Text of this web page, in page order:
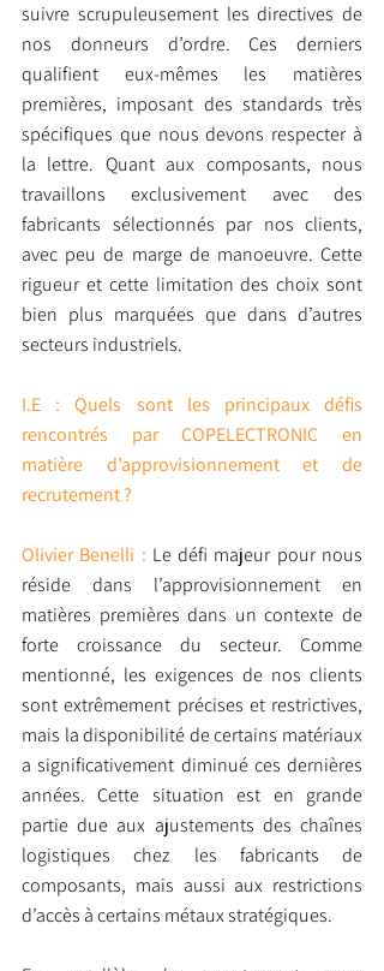
suivre scrupuleusement les directives de
nos donneurs d’ordre. Ces derniers
qualifient eux-mêmes les matières
premières, imposant des standards très
spécifiques que nous devons respecter à
la lettre. Quant aux composants, nous
travaillons exclusivement avec des
fabricants sélectionnés par nos clients,
avec peu de marge de manoeuvre. Cette
rigueur et cette limitation des choix sont
bien plus marquées que dans d’autres
secteurs industriels.
I.E : Quels sont les principaux défis
rencontrés par COPELECTRONIC en
matière d’approvisionnement et de
recrutement ?
Olivier Benelli : Le défi majeur pour nous
réside dans l’approvisionnement en
matières premières dans un contexte de
forte croissance du secteur. Comme
mentionné, les exigences de nos clients
sont extrêmement précises et restrictives,
mais la disponibilité de certains matériaux
a significativement diminué ces dernières
années. Cette situation est en grande
partie due aux ajustements des chaînes
logistiques chez les fabricants de
composants, mais aussi aux restrictions
d’accès à certains métaux stratégiques.